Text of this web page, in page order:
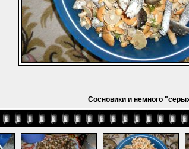
Сосновики и немного